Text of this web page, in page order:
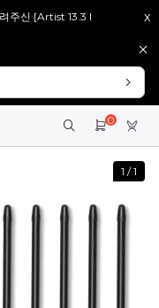
[Artist 13.3 Pro V2], 다시 돌
[Artist 15.6 Pro V2], 다시 돌
다.
디션 출시! 더 알아보기 >
x
0
1 /1